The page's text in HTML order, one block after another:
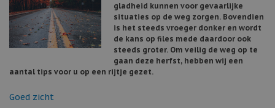
gladheid kunnen voor gevaarlijke
situaties op de weg zorgen. Bovendien
is het steeds vroeger donker en wordt
de kans op files mede daardoor ook
steeds groter. Om veilig de weg op te
gaan deze herfst, hebben wij een
aantal tips voor u op een rijtje gezet.
Goed zicht